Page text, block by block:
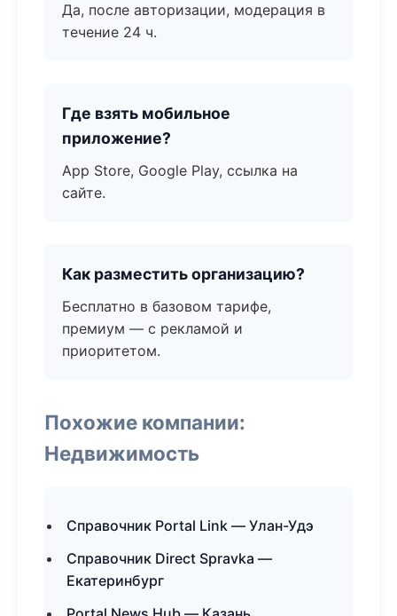
Да, после авторизации, модерация в
течение 24 ч.
Где взять мобильное
приложение?
App Store, Google Play, ссылка на
сайте.
Как разместить организацию?
Бесплатно в базовом тарифе,
премиум — с рекламой и
приоритетом.
Похожие компании:
Недвижимость
Справочник Portal Link — Улан-Удэ
Справочник Direct Spravka —
Екатеринбург